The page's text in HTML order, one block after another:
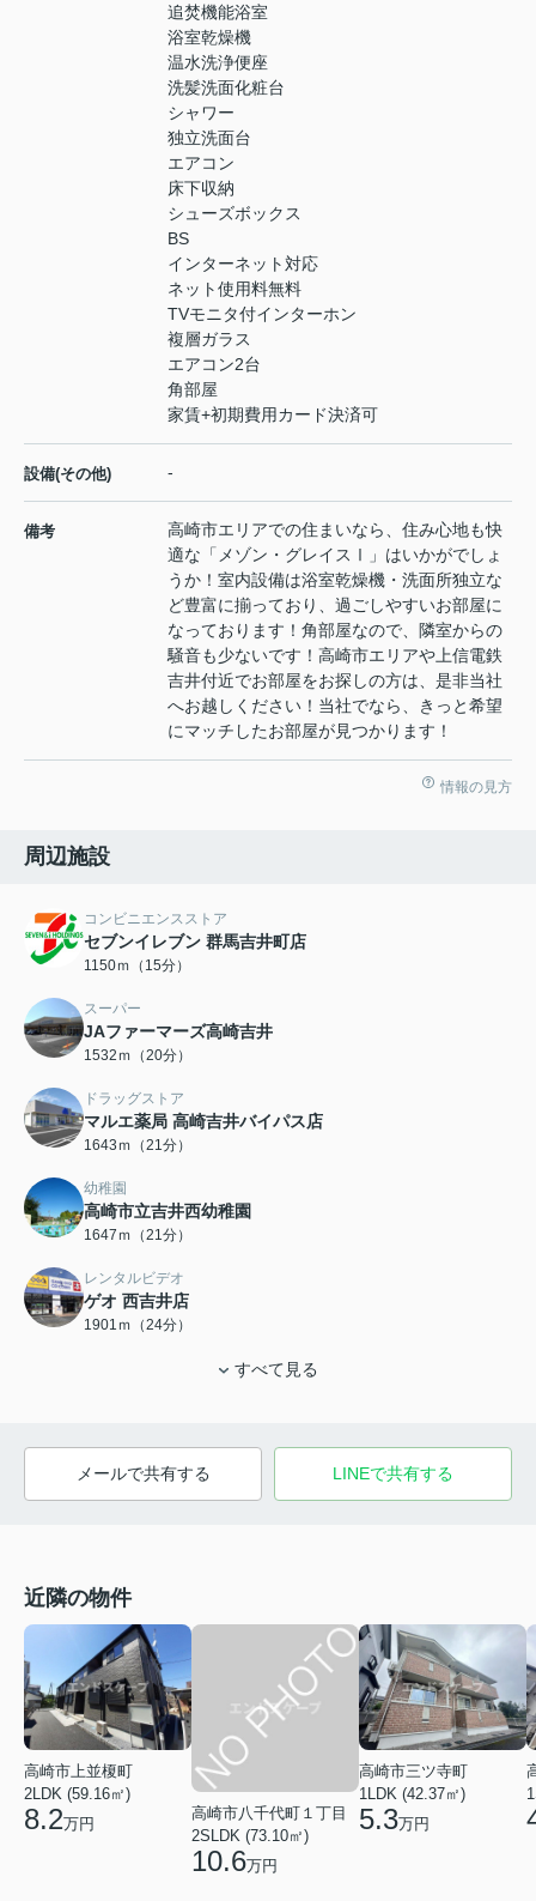
追焚機能浴室
浴室乾燥機
温水洗浄便座
洗髪洗面化粧台
シャワー
独立洗面台
エアコン
床下収納
シューズボックス
BS
インターネット対応
ネット使用料無料
TVモニタ付インターホン
複層ガラス
エアコン2台
角部屋
家賃+初期費用カード決済可
設備(その他) -
備考
高崎市エリアでの住まいなら、住み心地も快
適な「メゾン・グレイスⅠ」はいかがでしょ
うか！室内設備は浴室乾燥機・洗面所独立な
ど豊富に揃っており、過ごしやすいお部屋に
なっております！角部屋なので、隣室からの
騒音も少ないです！高崎市エリアや上信電鉄
吉井付近でお部屋をお探しの方は、是非当社
へお越しください！当社でなら、きっと希望
にマッチしたお部屋が見つかります！
情報の見方
周辺施設
コンビニエンスストア
セブンイレブン 群馬吉井町店
1150ｍ（15分）
スーパー
JAファーマーズ高崎吉井
1532ｍ（20分）
ドラッグストア
マルエ薬局 高崎吉井バイパス店
1643ｍ（21分）
幼稚園
高崎市立吉井西幼稚園
1647ｍ（21分）
レンタルビデオ
ゲオ 西吉井店
1901ｍ（24分）
すべて見る
メールで共有する LINEで共有する
近隣の物件
高崎市上並榎町
2LDK (59.16㎡)
8.2万円
高崎市八千代町１丁目
2SLDK (73.10㎡)
10.6万円
高崎市三ツ寺町
1LDK (42.37㎡)
5.3万円